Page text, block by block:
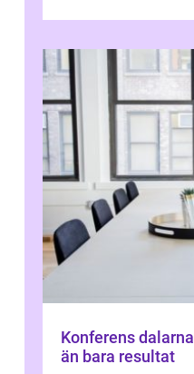
Konferens dalarna möten som ger mer
än bara resultat